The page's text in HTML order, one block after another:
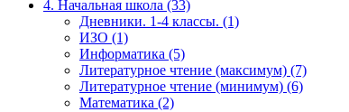
4. Начальная школа (33)
Дневники. 1-4 классы. (1)
ИЗО (1)
Информатика (5)
Литературное чтение (максимум) (7)
Литературное чтение (минимум) (6)
Математика (2)